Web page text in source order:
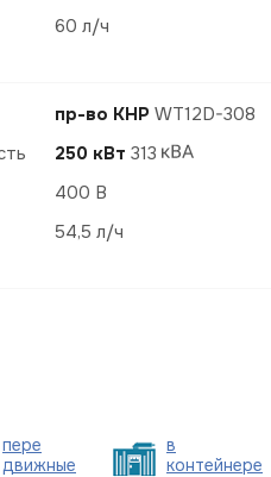
60 л/ч
пр-во КНР WT12D-308
250 кВт 313
400 В
54,5 л/ч
пере
движные
в
контейнере